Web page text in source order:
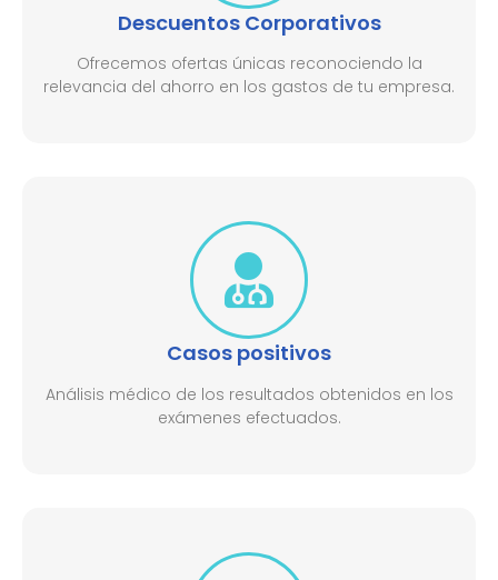
Descuentos Corporativos
Ofrecemos ofertas únicas reconociendo la
relevancia del ahorro en los gastos de tu empresa.
Casos positivos
Análisis médico de los resultados obtenidos en los
exámenes efectuados.